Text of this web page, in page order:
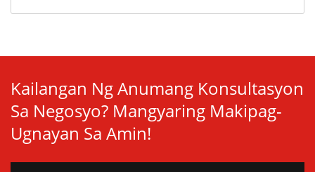
Kailangan Ng Anumang Konsultasyon
Sa Negosyo? Mangyaring Makipag-
Ugnayan Sa Amin!